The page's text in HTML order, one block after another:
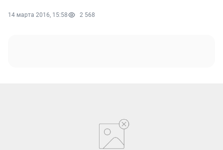
14 марта 2016, 15:58 2 568